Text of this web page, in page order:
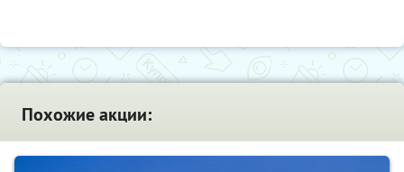
Похожие акции: